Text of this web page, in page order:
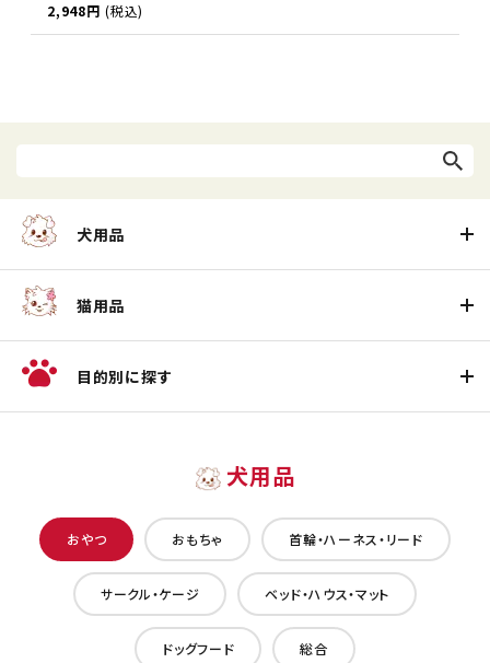
2,948円 (税込)
犬用品
猫用品
目的別に探す
犬用品
おやつ おもちゃ 首輪・ハーネス・リード
サークル・ケージ ベッド・ハウス・マット
ドッグフード 総合